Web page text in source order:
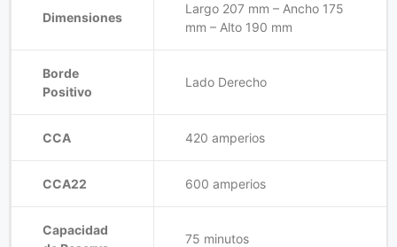
Dimensiones
Largo 207 mm – Ancho 175
mm – Alto 190 mm
Borde
Positivo
Lado Derecho
CCA 420 amperios
CCA22 600 amperios
Capacidad
75 minutos